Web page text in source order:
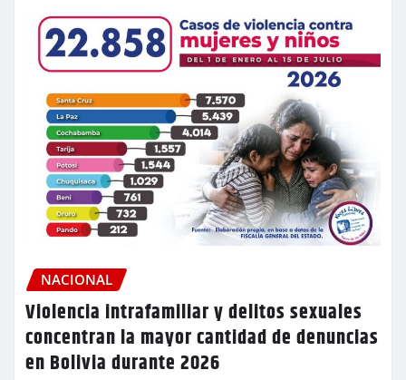
NACIONAL
Violencia intrafamiliar y delitos sexuales
concentran la mayor cantidad de denuncias
en Bolivia durante 2026